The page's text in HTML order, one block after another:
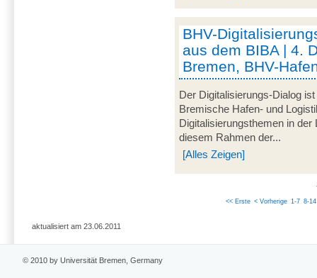
BHV-
aus dem BIBA | 4.
Bremen, BHV-
Der Digitalisierungs-Dialog
Bremische Hafen- und
Digitalisierungsthemen in
diesem Rahmen der...
[Alles Zeigen]
<< Erste < Vorherige 1-7 8-14
aktualisiert am 23.06.2011
© 2010 by Universität Bremen, Germany